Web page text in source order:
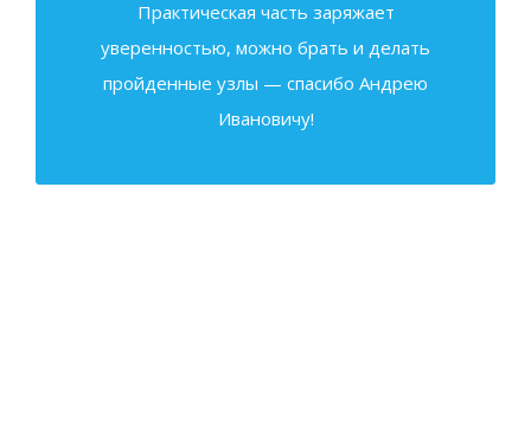
Практическая часть заряжает
уверенностью, можно брать и делать
пройденные узлы — спасибо Андрею
Ивановичу!